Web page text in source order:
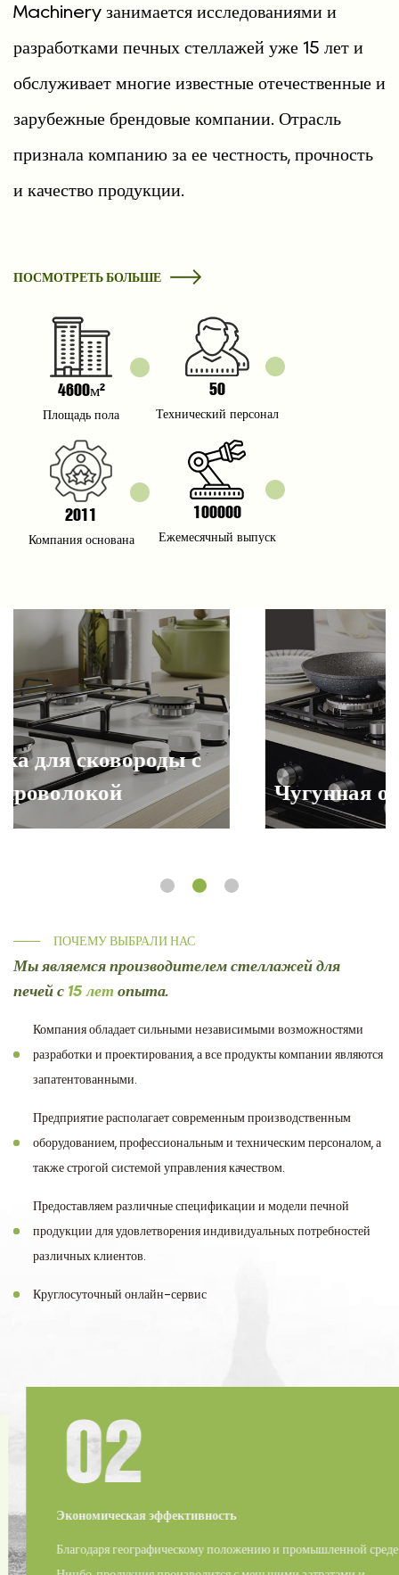
Machinery занимается исследованиями и
разработками печных стеллажей уже 15 лет и
обслуживает многие известные отечественные и
зарубежные брендовые компании. Отрасль
признала компанию за ее честность, прочность
и качество продукции.
ПОСМОТРЕТЬ БОЛЬШЕ
4600м²
Площадь пола
50
Технический персонал
2011
Компания основана
100000
Ежемесячный выпуск
Чугунная опора для сковороды
ПОЧЕМУ ВЫБРАЛИ НАС
Мы являемся производителем стеллажей для
печей с 15 лет опыта.
Компания обладает сильными независимыми возможностями
разработки и проектирования, а все продукты компании являются
запатентованными.
Предприятие располагает современным производственным
оборудованием, профессиональным и техническим персоналом, а
также строгой системой управления качеством.
Предоставляем различные спецификации и модели печной
продукции для удовлетворения индивидуальных потребностей
различных клиентов.
Круглосуточный онлайн-сервис
Экономическая эффективность
Благодаря географическому положению и промышленной среде